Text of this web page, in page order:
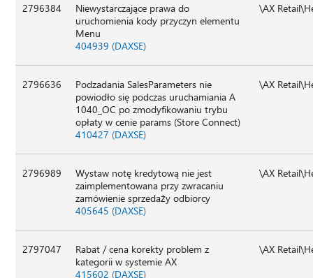
2796384
Niewystarczające prawa do
uruchomienia kody przyczyn elementu
Menu
404939 (DAXSE)
\AX
2796636
Podzadania SalesParameters nie
powiodło się podczas uruchamiania A
1040_OC po zmodyfikowaniu trybu
opłaty w cenie params (Store Connect)
410427 (DAXSE)
\AX
2796989
Wystaw notę kredytową nie jest
zaimplementowana przy zwracaniu
zamówienie sprzedaży odbiorcy
405645 (DAXSE)
\AX
2797047
Rabat / cena korekty problem z
kategorii w systemie AX
415602 (DAXSE)
\AX